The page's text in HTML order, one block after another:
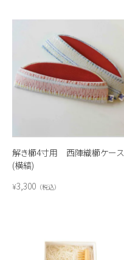
解き櫛4寸用 西陣織櫛ケース
(横縞)
¥3,300 税込